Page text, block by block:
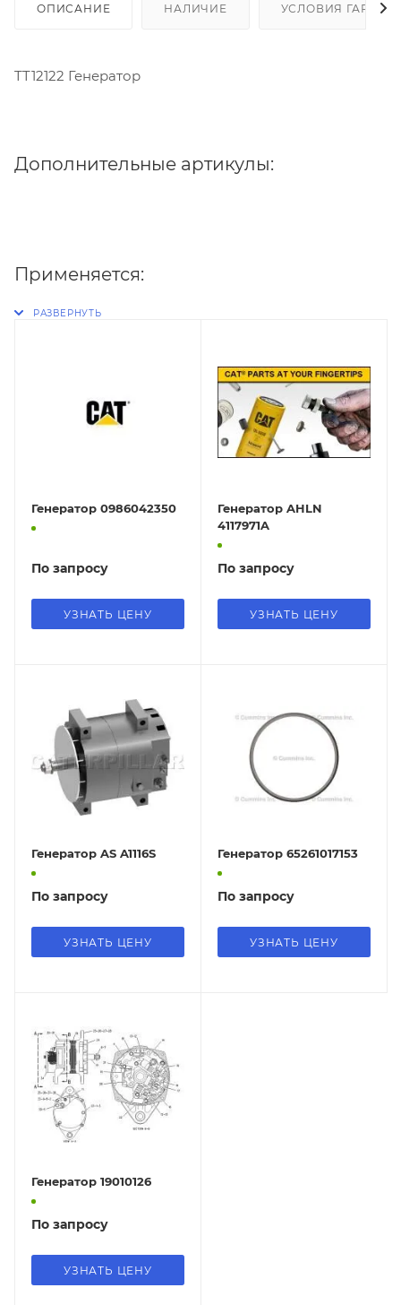
ОПИСАНИЕ НАЛИЧИЕ УСЛОВИЯ
TT12122 Генератор
Дополнительные артикулы:
Применяется:
Генератор 0986042350
По запросу
УЗНАТЬ ЦЕНУ
Генератор AHLN
4117971A
По запросу
УЗНАТЬ ЦЕНУ
Генератор AS A1116S
По запросу
УЗНАТЬ ЦЕНУ
Генератор 65261017153
По запросу
УЗНАТЬ ЦЕНУ
Генератор 19010126
По запросу
УЗНАТЬ ЦЕНУ